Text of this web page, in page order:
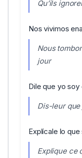
Qu’ils
Nos vivimos
Nous
jour
Dile que yo soy
Dis-leur que
Explícale lo
Explique ce